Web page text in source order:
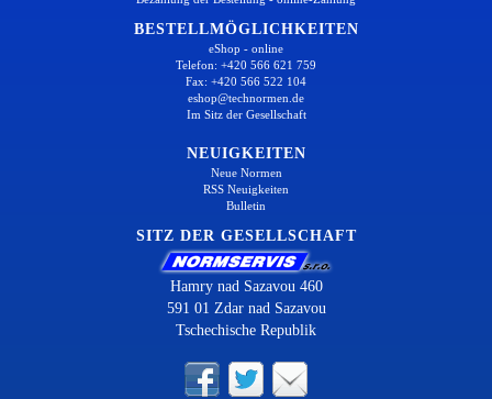
BESTELLMÖGLICHKEITEN
eShop - online
Telefon: +420 566 621 759
Fax: +420 566 522 104
eshop@technormen.de
Im Sitz der Gesellschaft
NEUIGKEITEN
Neue Normen
RSS Neuigkeiten
Bulletin
SITZ DER GESELLSCHAFT
Hamry nad Sazavou 460
591 01 Zdar nad Sazavou
Tschechische Republik